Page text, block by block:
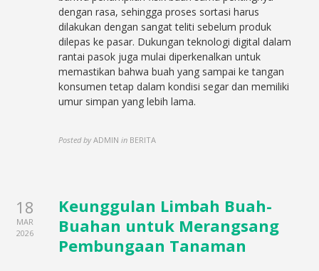
dengan rasa, sehingga proses sortasi harus
dilakukan dengan sangat teliti sebelum produk
dilepas ke pasar. Dukungan teknologi digital dalam
rantai pasok juga mulai diperkenalkan untuk
memastikan bahwa buah yang sampai ke tangan
konsumen tetap dalam kondisi segar dan memiliki
umur simpan yang lebih lama.
Posted by ADMIN in BERITA
18
MAR
2026
Keunggulan Limbah Buah-
Buahan untuk Merangsang
Pembungaan Tanaman